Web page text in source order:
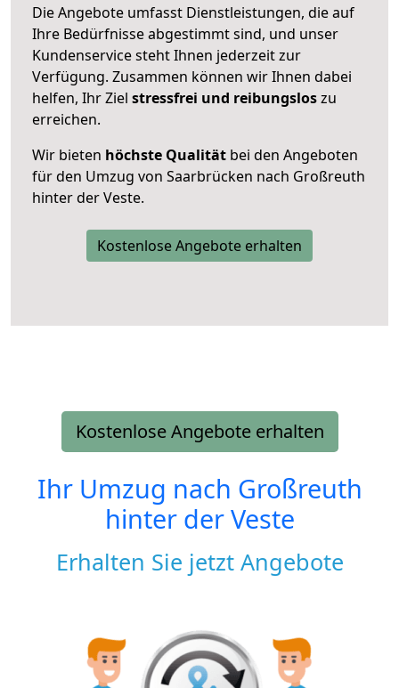
Die Angebote umfasst Dienstleistungen, die auf
Ihre Bedürfnisse abgestimmt sind, und unser
Kundenservice steht Ihnen jederzeit zur
Verfügung. Zusammen können wir Ihnen dabei
helfen, Ihr Ziel stressfrei und reibungsloszu
erreichen.
Wir bieten höchste Qualität bei den Angeboten
für den Umzug von Saarbrücken nach Großreuth
hinter der Veste.
Kostenlose Angebote erhalten
Kostenlose Angebote erhalten
Ihr Umzug nach Großreuth
hinter der Veste
Erhalten Sie jetzt Angebote